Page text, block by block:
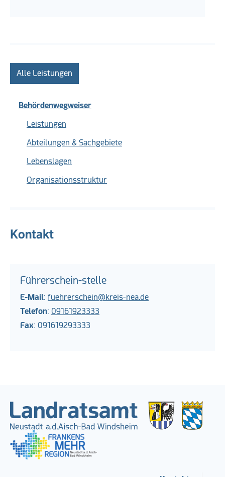
Alle Leistungen
Behördenwegweiser
Leistungen
Abteilungen & Sachgebiete
Lebenslagen
Organisationsstruktur
Kontakt
Führerschein-stelle
E-Mail: fuehrerschein@kreis-nea.de
Telefon: 09161923333
Fax: 091619293333